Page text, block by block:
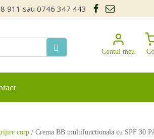
911 sau 0746 347 443
Contul meu
corp / Crema BB multifunctionala cu SPF 30